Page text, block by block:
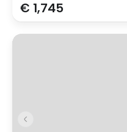
€ 1,745